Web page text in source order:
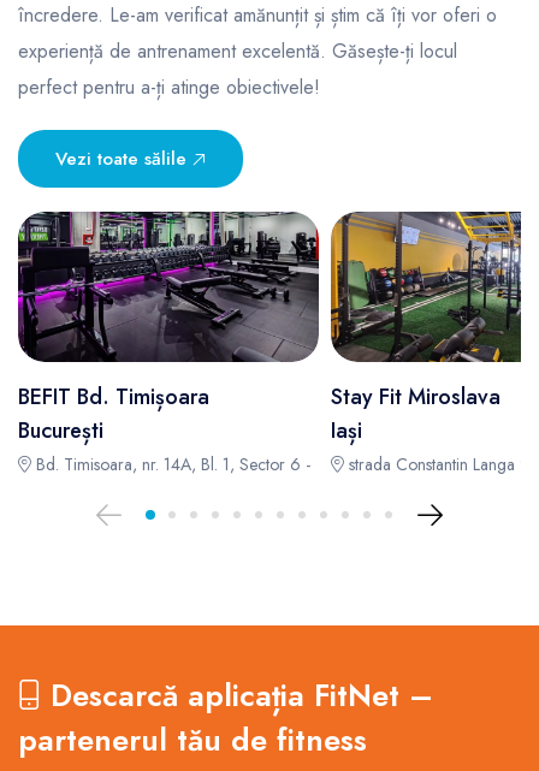
încredere. Le-am verificat amănunțit și știm că îți vor oferi o
experiență de antrenament excelentă. Găsește-ți locul
perfect pentru a-ți atinge obiectivele!
Vezi toate sălile
BEFIT Bd. Timișoara
București
Bd. Timisoara, nr. 14A, Bl. 1, Sector 6 -
Stay Fit Miroslava
Iași
strada Constantin Langa
Descarcă aplicația FitNet –
partenerul tău de fitness